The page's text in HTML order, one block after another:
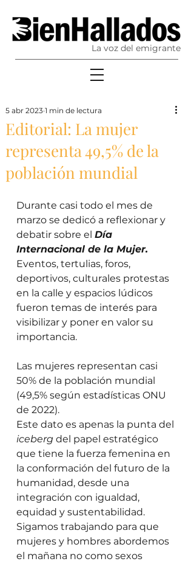
La voz del emigrante
Editorial: La mujer
representa 49,5% de la
población mundial
5 abr 2023 1 min de lectura
Durante casi todo el mes de
marzo se dedicó a reflexionar y
debatir sobre el Día
Internacional de la Mujer.
Eventos, tertulias, foros,
deportivos, culturales protestas
en la calle y espacios lúdicos
fueron temas de interés para
visibilizar y poner en valor su
importancia.
Las mujeres representan casi
50% de la población mundial
(49,5% según estadísticas ONU
de 2022).
Este dato es apenas la punta del
iceberg del papel estratégico
que tiene la fuerza femenina en
la conformación del futuro de la
humanidad, desde una
integración con igualdad,
equidad y sustentabilidad.
Sigamos trabajando para que
mujeres y hombres abordemos
el mañana no como sexos